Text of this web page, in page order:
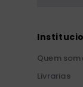
Quem
Livrarias